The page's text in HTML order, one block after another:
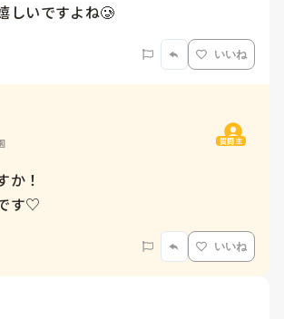
しいですよね🥲
いいね
質問主
か！
す♡
いいね